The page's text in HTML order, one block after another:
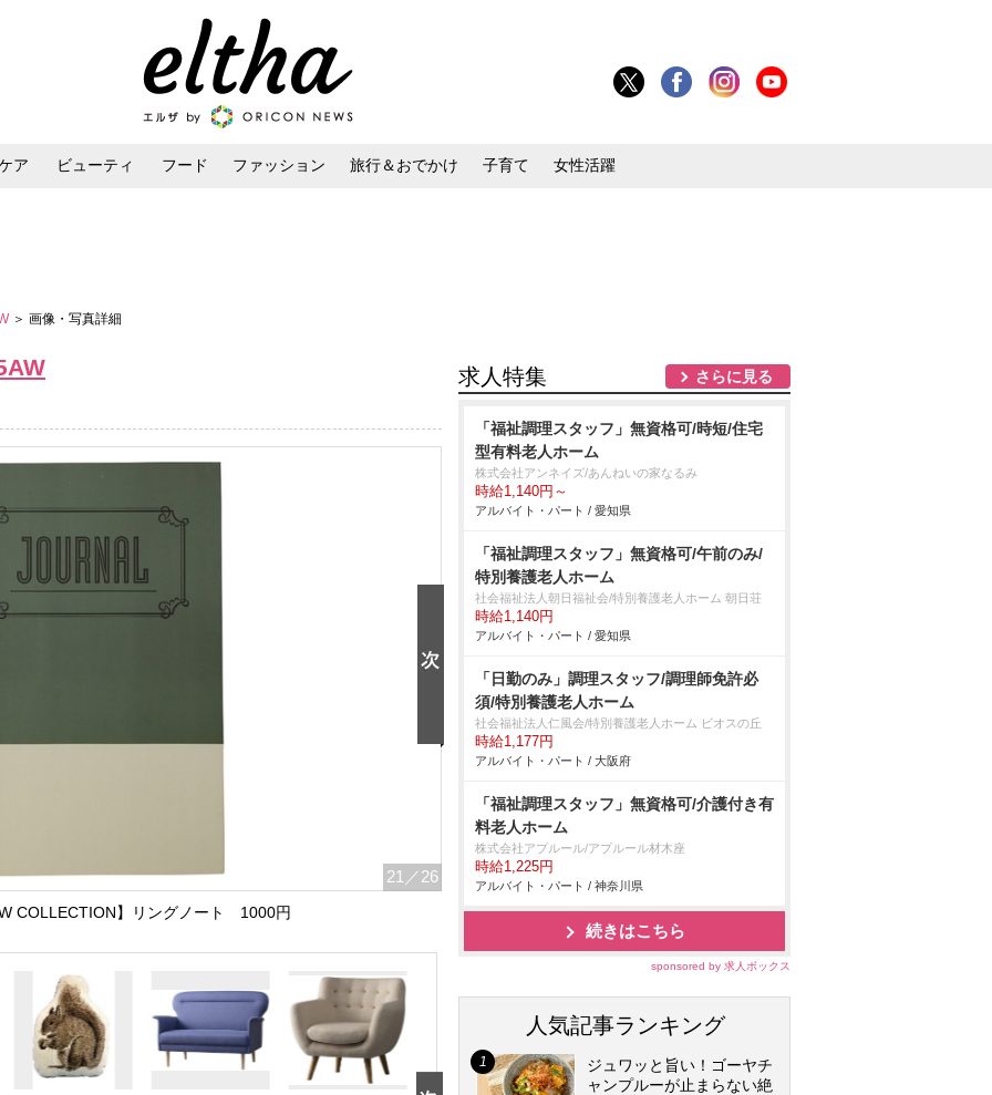
ア ビューティ フード ファッション 旅行＆おでかけ 子育て 女性活躍
＞ 画像・写真詳細
21 ／26
COLLECTION】リングノート 1000円
求人特集 さらに見る
「福祉調理スタッフ」無資格可/時短/住宅
型有料老人ホーム
株式会社アンネイズ/あんねいの家なるみ
時給1,140円～
アルバイト・パート / 愛知県
「福祉調理スタッフ」無資格可/午前のみ/
特別養護老人ホーム
社会福祉法人朝日福祉会/特別養護老人ホーム 朝日荘
時給1,140円
アルバイト・パート / 愛知県
「日勤のみ」調理スタッフ/調理師免許必
須/特別養護老人ホーム
社会福祉法人仁風会/特別養護老人ホーム ビオスの丘
時給1,177円
アルバイト・パート / 大阪府
「福祉調理スタッフ」無資格可/介護付き有
料老人ホーム
株式会社アプルール/アプルール材木座
時給1,225円
アルバイト・パート / 神奈川県
続きはこちら
sponsored by 求人ボックス
人気記事ランキング
ジュワッと旨い！ゴーヤチ
ャンプルーが止まらない絶